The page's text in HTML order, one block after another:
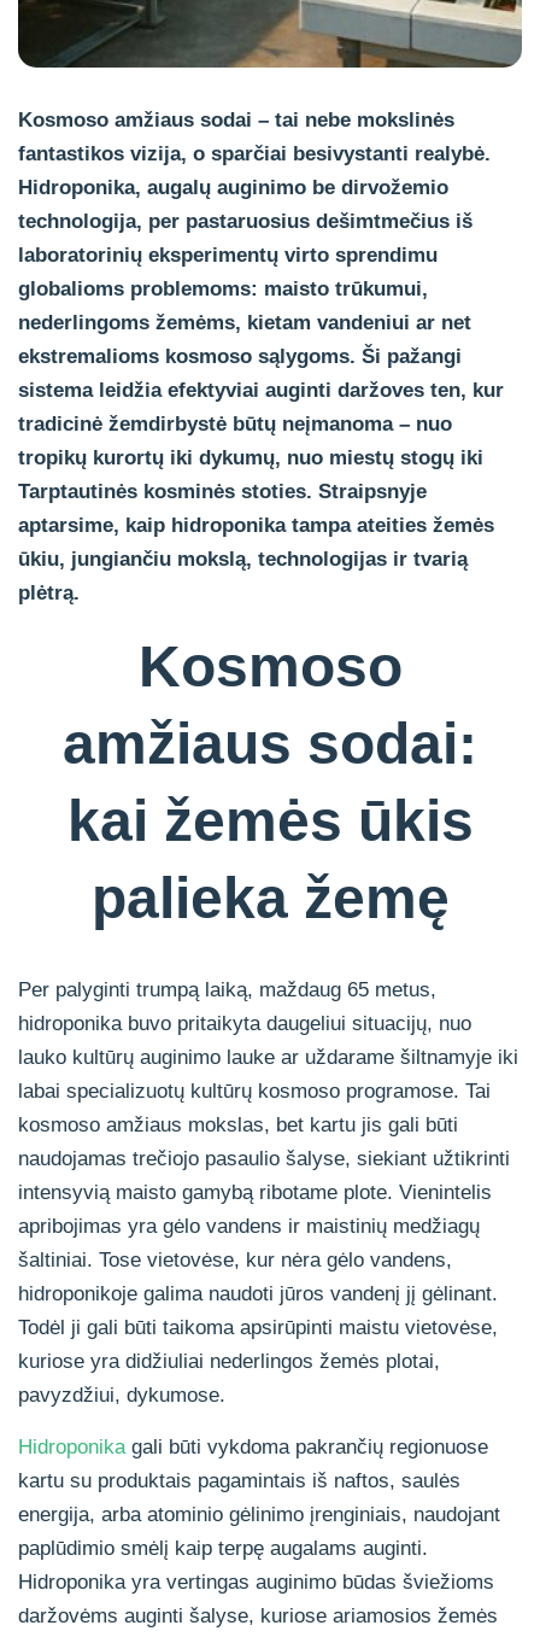
Kosmoso amžiaus sodai – tai nebe mokslinės
fantastikos vizija, o sparčiai besivystanti realybė.
Hidroponika, augalų auginimo be dirvožemio
technologija, per pastaruosius dešimtmečius iš
laboratorinių eksperimentų virto sprendimu
globalioms problemoms: maisto trūkumui,
nederlingoms žemėms, kietam vandeniui ar net
ekstremalioms kosmoso sąlygoms. Ši pažangi
sistema leidžia efektyviai auginti daržoves ten, kur
tradicinė žemdirbystė būtų neįmanoma – nuo
tropikų kurortų iki dykumų, nuo miestų stogų iki
Tarptautinės kosminės stoties. Straipsnyje
aptarsime, kaip hidroponika tampa ateities žemės
ūkiu, jungiančiu mokslą, technologijas ir tvarią
plėtrą.
Kosmoso
amžiaus sodai:
kai žemės ūkis
palieka žemę
Per palyginti trumpą laiką, maždaug 65 metus,
hidroponika buvo pritaikyta daugeliui situacijų, nuo
lauko kultūrų auginimo lauke ar uždarame šiltnamyje iki
labai specializuotų kultūrų kosmoso programose. Tai
kosmoso amžiaus mokslas, bet kartu jis gali būti
naudojamas trečiojo pasaulio šalyse, siekiant užtikrinti
intensyvią maisto gamybą ribotame plote. Vienintelis
apribojimas yra gėlo vandens ir maistinių medžiagų
šaltiniai. Tose vietovėse, kur nėra gėlo vandens,
hidroponikoje galima naudoti jūros vandenį jį gėlinant.
Todėl ji gali būti taikoma apsirūpinti maistu vietovėse,
kuriose yra didžiuliai nederlingos žemės plotai,
pavyzdžiui, dykumose.
Hidroponikagali būti vykdoma pakrančių regionuose
kartu su produktais pagamintais iš naftos, saulės
energija, arba atominio gėlinimo įrenginiais, naudojant
paplūdimio smėlį kaip terpę augalams auginti.
Hidroponika yra vertingas auginimo būdas šviežioms
daržovėms auginti šalyse, kuriose ariamosios žemės